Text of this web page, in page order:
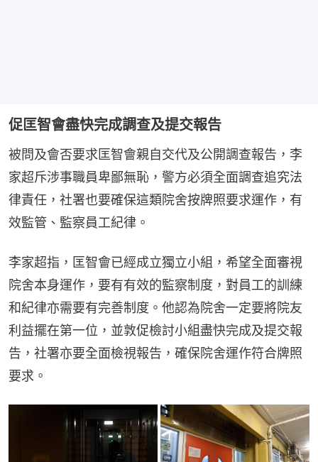
促匡智會盡快完成調查及提交報告
被問及會否要求匡智會親自交代及公開調查報告，李
家超斥涉事職員卑鄙無恥，警方必須全面調查追究法
律責任，社署也要確保這類院舍按牌照要求運作，有
效監管、監察員工紀律。
李家超指，匡智會已經成立獨立小組，希望全面審視
院舍本身運作，要有有效的監察制度，對員工的訓練
和紀律亦需要有完善制度。他認為院舍一定要將院友
利益擺在第一位，並敦促檢討小組盡快完成及提交報
告，社署亦要全面檢視報告，確保院舍運作符合牌照
要求。